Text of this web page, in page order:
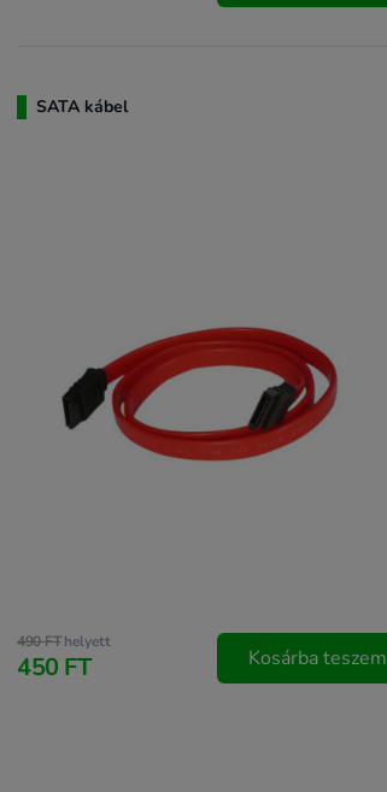
SATA kábel
490 FThelyett
450 FT Kosárba teszem